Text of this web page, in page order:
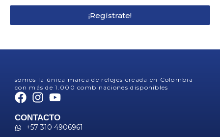
¡Regístrate!
somos la única marca de relojes creada en Colombia
con más de 1.000 combinaciones disponibles
CONTACTO
+57 310 4906961